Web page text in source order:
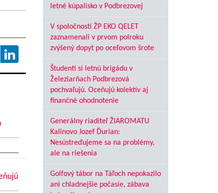
letné kúpalisko v Podbrezovej
V spoločnosti ŽP EKO QELET
zaznamenali v prvom polroku
zvýšený dopyt po oceľovom šrote
Študenti si letnú brigádu v
Železiarňach Podbrezová
pochvaľujú. Oceňujú kolektív aj
finančné ohodnotenie
Generálny riaditeľ ŽIAROMATU
Kalinovo Jozef Ďurian:
Nesústreďujeme sa na problémy,
ale na riešenia
Golfový tábor na Táľoch nepokazilo
ani chladnejšie počasie, zábava